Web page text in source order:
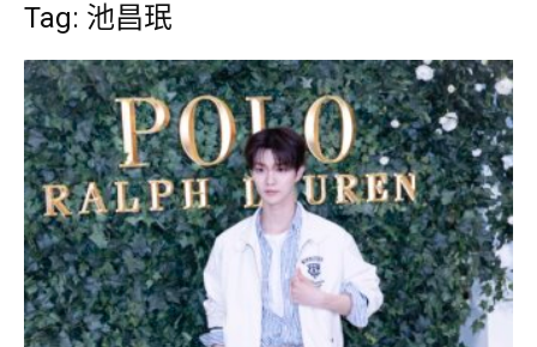
Tag: 池昌珉